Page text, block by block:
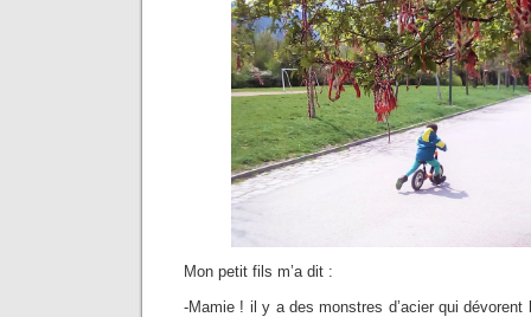
Mon petit fils m’a dit :
-Mamie ! il y a des monstres d’acier qui